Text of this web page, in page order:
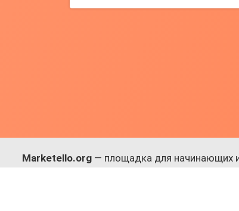
Marketello.org — площадка для начинающих